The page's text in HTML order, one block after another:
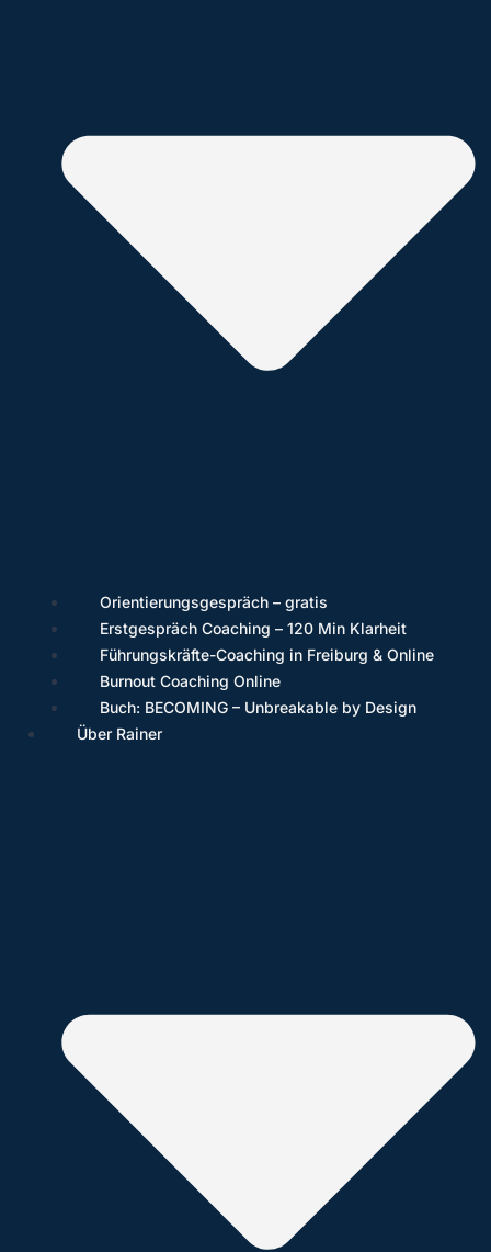
Orientierungsgespräch – gratis
Erstgespräch Coaching – 120 Min Klarheit
Führungskräfte-Coaching in Freiburg & Online
Burnout Coaching Online
Buch: BECOMING – Unbreakable by Design
Über Rainer